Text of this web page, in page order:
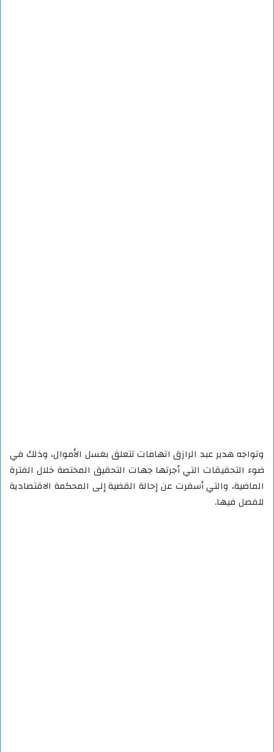
وتواجه هدير عبد الرازق اتهامات تتعلق بغسل الأموال، وذلك في
ضوء التحقيقات التي أجرتها جهات التحقيق المختصة خلال الفترة
الماضية، والتي أسفرت عن إحالة القضية إلى المحكمة الاقتصادية
للفصل فيها.